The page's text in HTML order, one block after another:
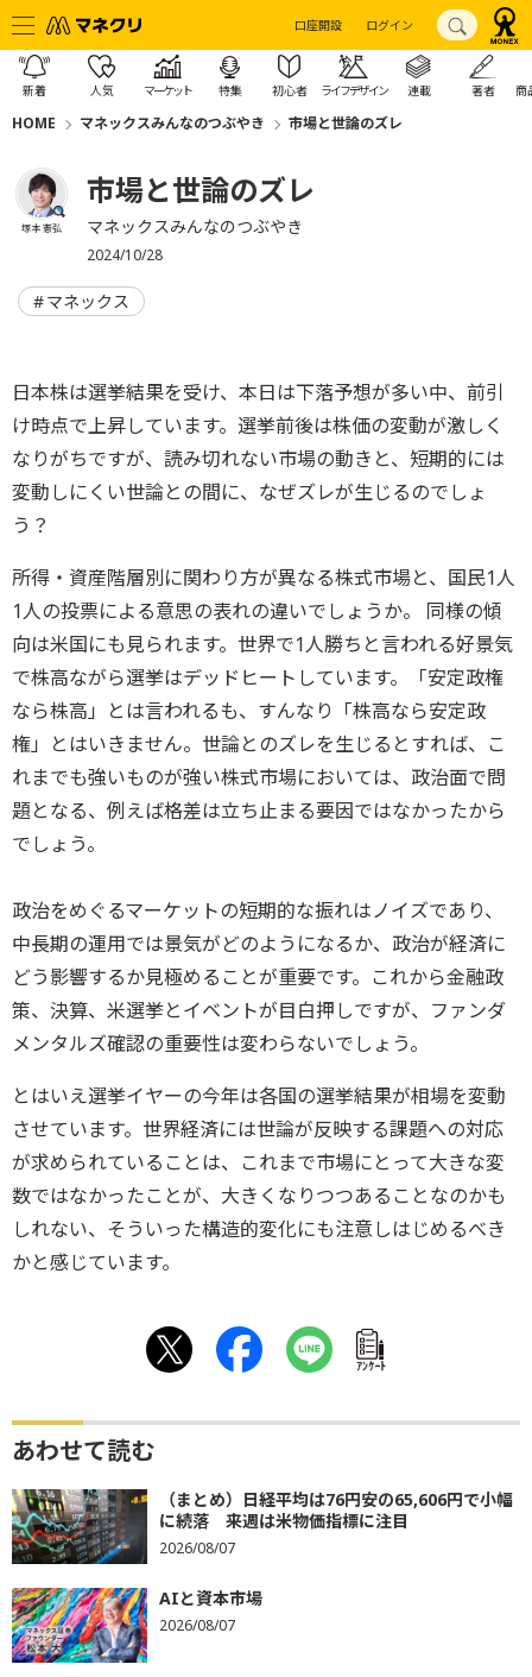
口座開設 ログイン
新着 人気 マーケット 特集 初心者 ライフデザイン 連載 著者 商
HOME マネックスみんなのつぶやき 市場と世論のズレ
塚本 憲弘
市場と世論のズレ
マネックスみんなのつぶやき
2024/10/28
マネックス
日本株は選挙結果を受け、本日は下落予想が多い中、前引
け時点で上昇しています。選挙前後は株価の変動が激しく
なりがちですが、読み切れない市場の動きと、短期的には
変動しにくい世論との間に、なぜズレが生じるのでしょ
う？
所得・資産階層別に関わり方が異なる株式市場と、国民1人
1人の投票による意思の表れの違いでしょうか。 同様の傾
向は米国にも見られます。世界で1人勝ちと言われる好景気
で株高ながら選挙はデッドヒートしています。「安定政権
なら株高」とは言われるも、すんなり「株高なら安定政
権」とはいきません。世論とのズレを生じるとすれば、こ
れまでも強いものが強い株式市場においては、政治面で問
題となる、例えば格差は立ち止まる要因ではなかったから
でしょう。
政治をめぐるマーケットの短期的な振れはノイズであり、
中長期の運用では景気がどのようになるか、政治が経済に
どう影響するか見極めることが重要です。これから金融政
策、決算、米選挙とイベントが目白押しですが、ファンダ
メンタルズ確認の重要性は変わらないでしょう。
とはいえ選挙イヤーの今年は各国の選挙結果が相場を変動
させています。世界経済には世論が反映する課題への対応
が求められていることは、これまで市場にとって大きな変
数ではなかったことが、大きくなりつつあることなのかも
しれない、そういった構造的変化にも注意しはじめるべき
かと感じています。
ｱﾝｹｰﾄ
あわせて読む
（まとめ）日経平均は76円安の65,606円で小幅
に続落 来週は米物価指標に注目
2026/08/07
AIと資本市場
2026/08/07